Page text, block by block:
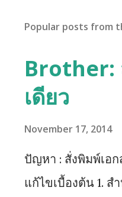
Popular posts from
Brother:
เดียว
November 17, 2014
ปัญหา : สั่งพิมพ์เอ
แก้ไขเบื้องต้น 1.